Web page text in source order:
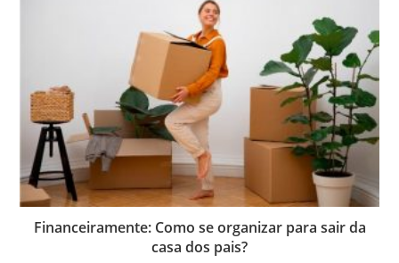
Financeiramente: Como se organizar para sair da
casa dos pais?